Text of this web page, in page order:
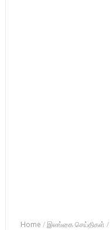
Home /இலங்கை செய்திகள் /